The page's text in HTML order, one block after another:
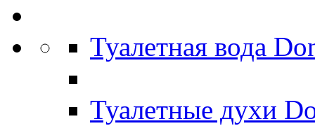
Туалетная вода
Туалетные духи